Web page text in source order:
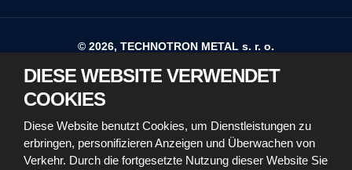
© 2026, TECHNOTRON METAL s. r. o.
Sitemap Nutzungsbedingungen
Richtlinien für die Verwendung von Cookies
DIESE WEBSITE VERWENDET
COOKIES
Diese Website benutzt Cookies, um Dienstleistungen zu
erbringen, personifizieren Anzeigen und Überwachen von
Verkehr. Durch die fortgesetzte Nutzung dieser Website Sie